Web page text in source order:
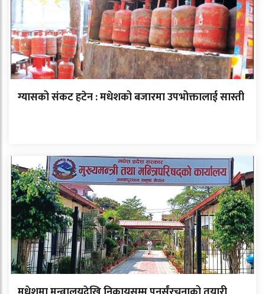
ग्यासको संकट हटेन : मधेशको बजारमा उपभोक्तालाई सास्ती